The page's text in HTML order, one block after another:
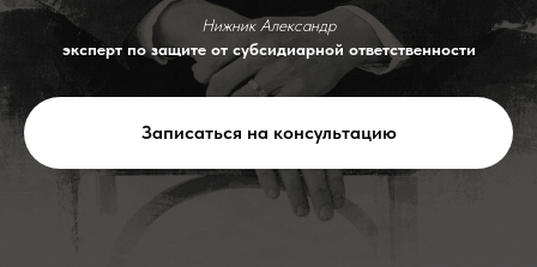
Нижник Александр
эксперт по защите от субсидиарной ответственности
Записаться на консультацию